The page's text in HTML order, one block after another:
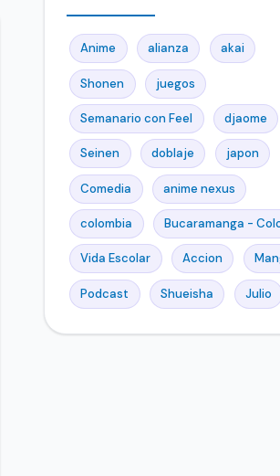
Anime alianza akai
Shonen juegos
Semanario con Feel djaome
Seinen doblaje japon
Comedia anime nexus
colombia Bucaramanga -
Vida Escolar Accion
Podcast Shueisha Julio